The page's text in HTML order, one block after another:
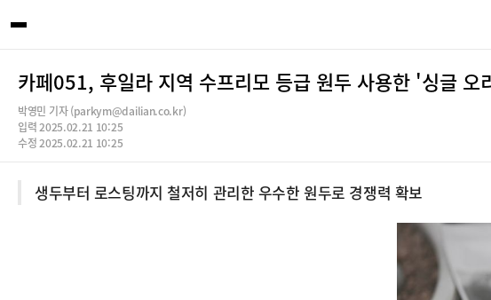
카페051, 후일라 지역 수프리모 등급 원두 사용한 '싱글 오
박영민 기자 (parkym@dailian.co.kr)
입력 2025.02.21 10:25
수정 2025.02.21 10:25
생두부터 로스팅까지 철저히 관리한 우수한 원두로 경쟁력 확보